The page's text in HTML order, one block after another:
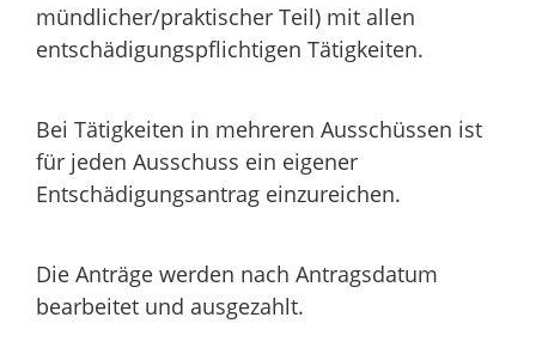
mündlicher/praktischer Teil) mit allen
entschädigungspflichtigen Tätigkeiten.
Bei Tätigkeiten in mehreren Ausschüssen ist
für jeden Ausschuss ein eigener
Entschädigungsantrag einzureichen.
Die Anträge werden nach Antragsdatum
bearbeitet und ausgezahlt.